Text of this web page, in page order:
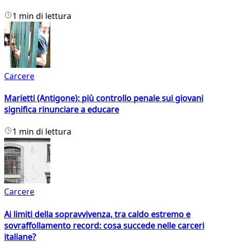
1 min di lettura
Carcere
Marietti (Antigone): più controllo penale sui giovani
significa rinunciare a educare
1 min di lettura
Carcere
Ai limiti della sopravvivenza, tra caldo estremo e
sovraffollamento record: cosa succede nelle carceri
italiane?